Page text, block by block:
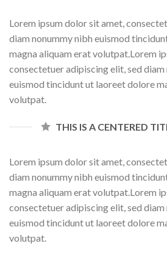
Lorem ipsum dolor sit amet,
diam nonummy nibh euismod
magna aliquam erat volutpat.Lorem
consectetuer adipiscing elit, sed diam
euismod tincidunt ut laoreet dolore
volutpat.
THIS IS A CENTERED
Lorem ipsum dolor sit amet,
diam nonummy nibh euismod
magna aliquam erat volutpat.Lorem
consectetuer adipiscing elit, sed diam
euismod tincidunt ut laoreet dolore
volutpat.